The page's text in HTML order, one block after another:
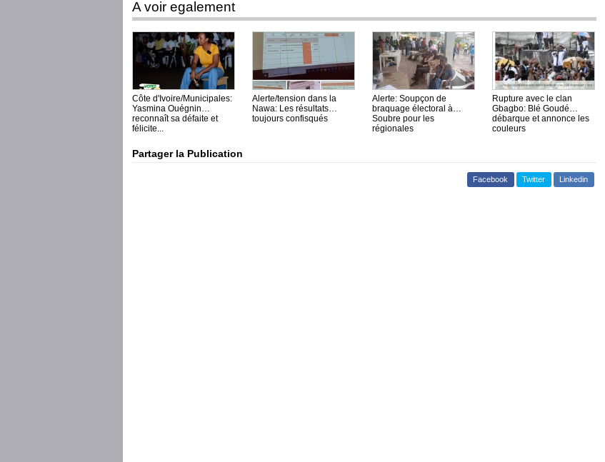
A voir egalement
Côte d'Ivoire/Municipales:
Yasmina Ouégnin
reconnaît sa défaite et
félicite...
Alerte/tension dans la
Nawa: Les résultats
toujours confisqués
Alerte: Soupçon de
braquage électoral à
Soubre pour les
régionales
Rupture avec le clan
Gbagbo: Blé Goudé
débarque et annonce les
couleurs
Partager la Publication
Facebook Twitter Linkedin